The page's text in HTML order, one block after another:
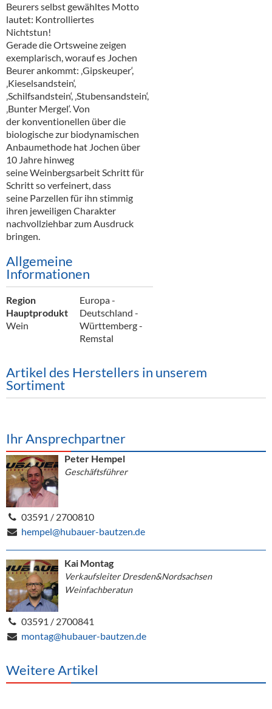
Verpackung
Hygieneartikel & Desinfektion
Beurers selbst gewähltes Motto
lautet: Kontrolliertes
Nichtstun!
Gerade die Ortsweine zeigen
exemplarisch, worauf es Jochen
Beurer ankommt: ‚Gipskeuper‘,
‚Kieselsandstein‘,
‚Schilfsandstein‘, ‚Stubensandstein‘,
‚Bunter Mergel‘. Von
der konventionellen über die
biologische zur biodynamischen
Anbaumethode hat Jochen über
10 Jahre hinweg
seine Weinbergsarbeit Schritt für
Schritt so verfeinert, dass
seine Parzellen für ihn stimmig
ihren jeweiligen Charakter
nachvollziehbar zum Ausdruck
bringen.
Allgemeine
Informationen
Region
Europa -
Deutschland -
Württemberg -
Remstal
Hauptprodukt
Wein
Artikel des Herstellers in unserem
Sortiment
Ihr Ansprechpartner
Peter Hempel
Geschäftsführer
03591 / 2700810
hempel@hubauer-bautzen.de
Kai Montag
Verkaufsleiter Dresden&Nordsachsen
Weinfachberatun
03591 / 2700841
montag@hubauer-bautzen.de
Weitere Artikel